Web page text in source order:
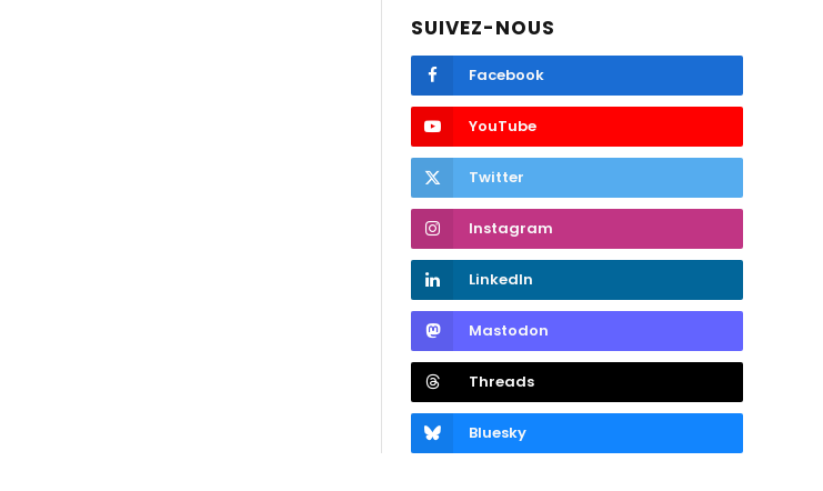
SUIVEZ-NOUS
Facebook
YouTube
Twitter
Instagram
LinkedIn
Mastodon
Threads
Bluesky